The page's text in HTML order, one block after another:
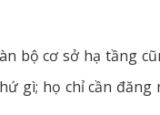
bộ cơ sở hạ tầng
gì; họ chỉ cần